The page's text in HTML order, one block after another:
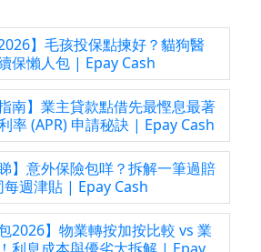
】毛孩投保點揀好？貓狗醫
保懶人包 | Epay Cash
南】業主貸款點借先最慳息最著
率 (APR) 申請秘訣 | Epay Cash
】意外保險包咩？拆解一筆過賠
每週津貼 | Epay Cash
2026】物業轉按加按比較 vs 業